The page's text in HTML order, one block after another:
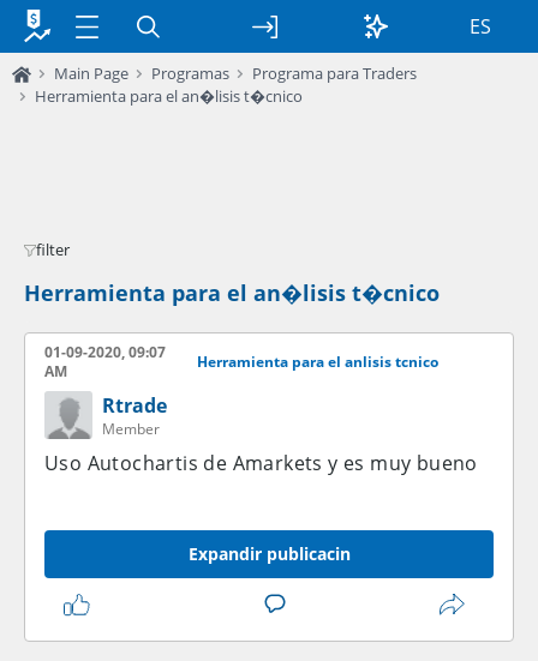
ES
Main Page Programas
Programa para Traders
Herramienta para el an�lisis t�cnico
filter
Herramienta para el an�lisis t�cnico
01-09-2020, 09:07
AM
Herramienta para el anlisis tcnico
Rtrade
Member
Uso Autochartis de Amarkets y es muy bueno
Expandir publicacin